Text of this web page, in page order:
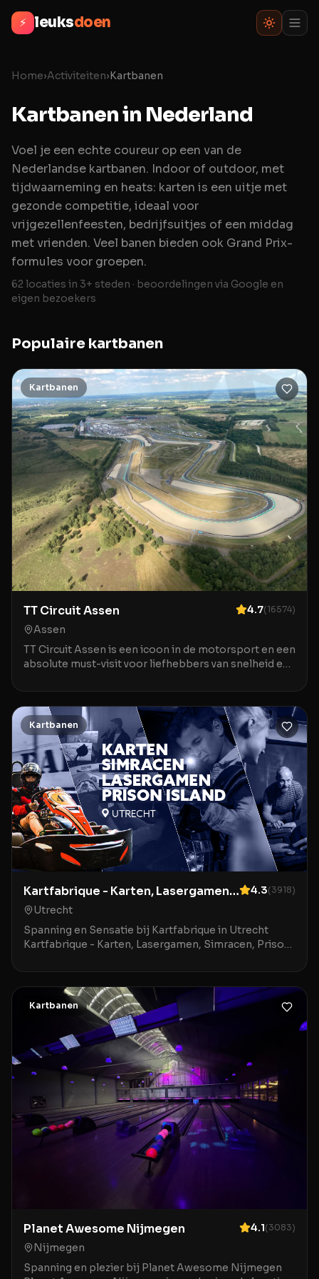
⚡ leuksdoen
Home›Activiteiten›Kartbanen
Kartbanenin Nederland
Voel je een echte coureur op een van de
Nederlandse kartbanen. Indoor of outdoor, met
tijdwaarneming en heats: karten is een uitje met
gezonde competitie, ideaal voor
vrijgezellenfeesten, bedrijfsuitjes of een middag
met vrienden. Veel banen bieden ook Grand Prix-
formules voor groepen.
62 locaties in 3+ steden · beoordelingen via Google en
eigen bezoekers
Populaire kartbanen
Kartbanen
TT Circuit Assen 4.7(16574)
Assen
TT Circuit Assen is een icoon in de motorsport en een
absolute must-visit voor liefhebbers van snelheid en
historie en perfecte faciliteiten die zorgen voor een
onvergetelijke ervaring, of je nu
Kartbanen
Kartfabrique - Karten, Lasergamen,
Simracen, Prison Island en Food &
Drinks
4.3(3918)
Utrecht
Spanning en Sensatie bij Kartfabrique in Utrecht
Kartfabrique - Karten, Lasergamen, Simracen, Prison
Westkanaaldijk in Utrecht die volop avontuur en
entertainment biedt. Deze accommodatie staat bek
Kartbanen
Planet Awesome Nijmegen 4.1(3083)
Nijmegen
Spanning en plezier bij Planet Awesome Nijmegen